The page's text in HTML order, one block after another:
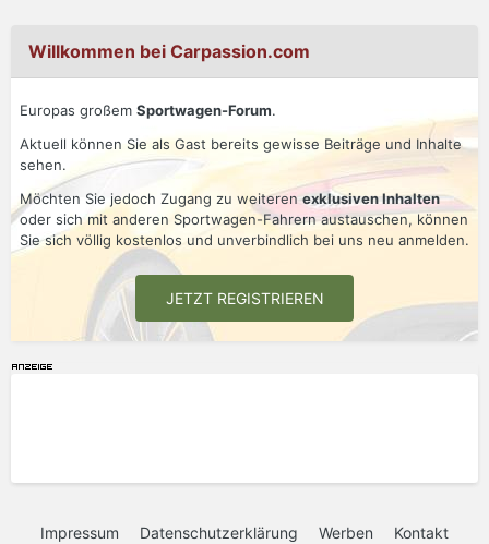
Willkommen bei Carpassion.com
Europas großem Sportwagen-Forum.
Aktuell können Sie als Gast bereits gewisse Beiträge und Inhalte
sehen.
Möchten Sie jedoch Zugang zu weiterenexklusiven Inhalten
oder sich mit anderen Sportwagen-Fahrern austauschen, können
Sie sich völlig kostenlos und unverbindlich bei uns neu anmelden.
JETZT REGISTRIEREN
Impressum Datenschutzerklärung Werben Kontakt